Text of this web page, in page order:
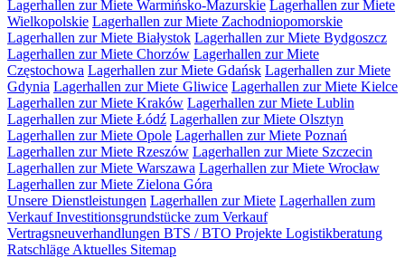
Lagerhallen zur Miete Warmińsko-Mazurskie Lagerhallen zur Miete
Wielkopolskie Lagerhallen zur Miete Zachodniopomorskie
Lagerhallen zur Miete Białystok Lagerhallen zur Miete Bydgoszcz
Lagerhallen zur Miete Chorzów Lagerhallen zur Miete
Częstochowa Lagerhallen zur Miete Gdańsk Lagerhallen zur Miete
Gdynia Lagerhallen zur Miete Gliwice Lagerhallen zur Miete Kielce
Lagerhallen zur Miete Kraków Lagerhallen zur Miete Lublin
Lagerhallen zur Miete Łódź Lagerhallen zur Miete Olsztyn
Lagerhallen zur Miete Opole Lagerhallen zur Miete Poznań
Lagerhallen zur Miete Rzeszów Lagerhallen zur Miete Szczecin
Lagerhallen zur Miete Warszawa Lagerhallen zur Miete Wrocław
Lagerhallen zur Miete Zielona Góra
Unsere Dienstleistungen Lagerhallen zur Miete Lagerhallen zum
VerkaufInvestitionsgrundstücke zum Verkauf
Vertragsneuverhandlungen BTS / BTO Projekte Logistikberatung
Ratschläge Aktuelles Sitemap